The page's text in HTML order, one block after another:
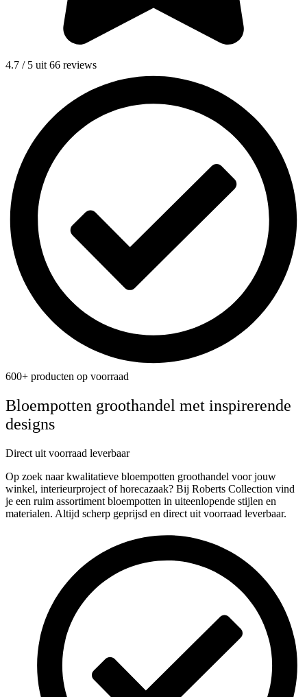
4.7 / 5 uit 66 reviews
600+ producten op voorraad
Bloempotten groothandel met inspirerende
designs
Direct uit voorraad leverbaar
Op zoek naar kwalitatieve bloempotten groothandel voor jouw
winkel, interieurproject of horecazaak? Bij Roberts Collection vind
je een ruim assortiment bloempotten in uiteenlopende stijlen en
materialen. Altijd scherp geprijsd en direct uit voorraad leverbaar.